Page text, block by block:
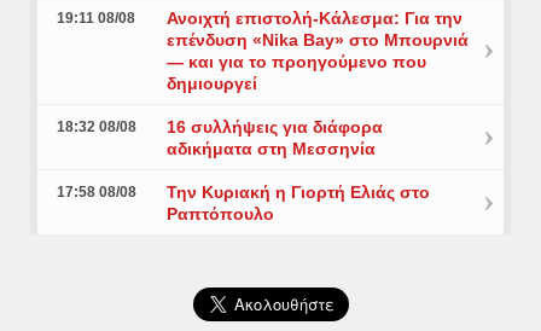
19:11 08/08
Ανοιχτή επιστολή-Κάλεσμα: Για την
επένδυση «Nika Bay» στο Μπουρνιά
— και για το προηγούμενο που
δημιουργεί
18:32 08/08
16 συλλήψεις για διάφορα
αδικήματα στη Μεσσηνία
17:58 08/08
Την Κυριακή η Γιορτή Ελιάς στο
Ραπτόπουλο